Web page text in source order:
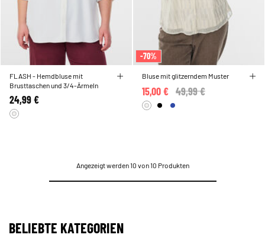
FLASH - Hemdbluse mit
Brusttaschen und 3/4-Ärmeln
24,99 €
-70%
Bluse mit glitzerndem Muster
Price reduced from
49,99 €
15,00 €
Angezeigt werden 10 von 10 Produkten
BELIEBTE KATEGORIEN